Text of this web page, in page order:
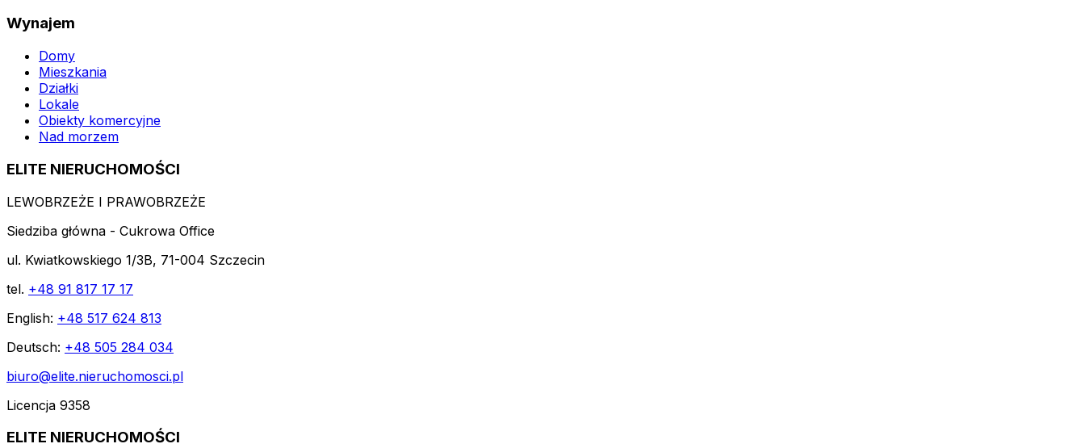
Wynajem
Domy
Mieszkania
Działki
Lokale
Obiekty komercyjne
Nad morzem
ELITE NIERUCHOMOŚCI
LEWOBRZEŻE I PRAWOBRZEŻE
Siedziba główna - Cukrowa Office
ul. Kwiatkowskiego 1/3B, 71-004 Szczecin
tel. +48 91 817 17 17
English: +48 517 624 813
Deutsch: +48 505 284 034
biuro@elite.nieruchomosci.pl
Licencja 9358
ELITE NIERUCHOMOŚCI